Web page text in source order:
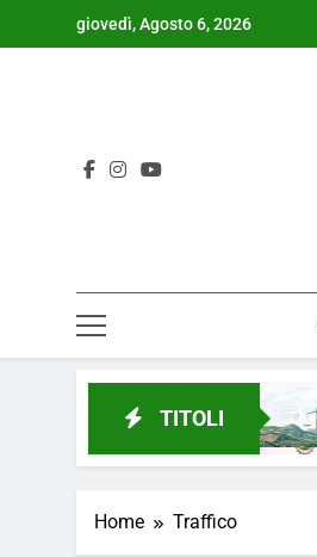
giovedì, Agosto 6, 2026
TITOLI
Home Traffico